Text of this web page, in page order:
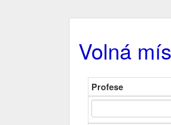
Volná
Profese